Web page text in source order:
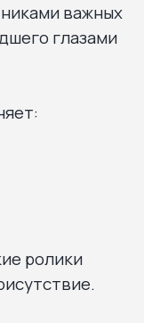
важных
глазами
ролики